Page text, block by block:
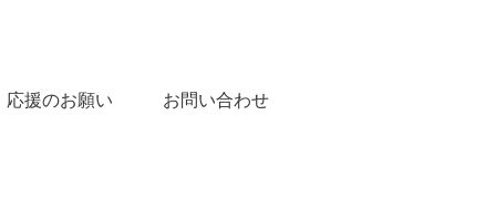
応援のお願い お問い合わせ